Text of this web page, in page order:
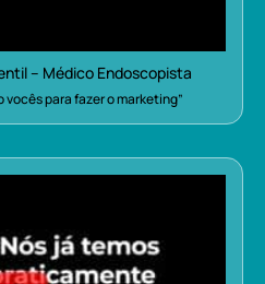
– Médico Endoscopista
para fazer o marketing”